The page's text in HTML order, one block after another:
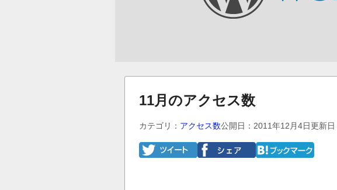
11月のアクセス数
カテゴリ： アクセス数公開日：2011年12月4日 更新